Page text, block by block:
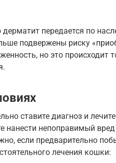
передается по
подвержены риску
но это происходит
ставите диагноз и
нанести непоправимый
если предварительно
лечения кошки: